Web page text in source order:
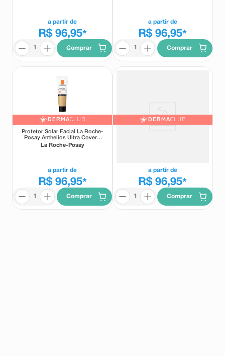
a partir de
R$ 96,95*
Comprar
a partir de
R$ 96,95*
Comprar
DERMACLUB
Protetor Solar Facial La Roche-
Posay Anthelios Ultra Cover+
FPS85 Cor 3.5 30g
La Roche-Posay
a partir de
R$ 96,95*
Comprar
DERMACLUB
Protetor Solar Facial La Roche-
a partir de
R$ 96,95*
Comprar